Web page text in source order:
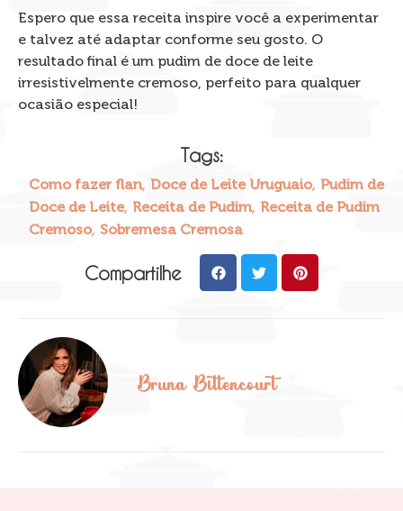
Espero que essa receita inspire você a experimentar
e talvez até adaptar conforme seu gosto. O
resultado final é um pudim de doce de leite
irresistivelmente cremoso, perfeito para qualquer
ocasião especial!
Tags:
Como fazer flan, Doce de Leite Uruguaio, Pudim de
Doce de Leite, Receita de Pudim, Receita de Pudim
Cremoso, Sobremesa Cremosa
Compartilhe
Bruna Bittencourt